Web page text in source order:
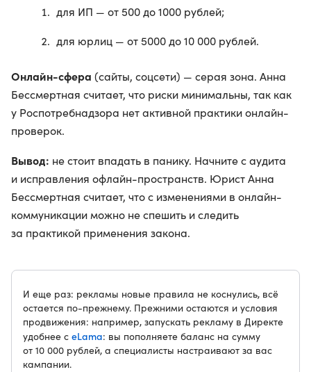
для ИП — от 500 до 1000 рублей;
для юрлиц — от 5000 до 10 000 рублей.
Онлайн-сфера (сайты, соцсети) — серая зона. Анна
Бессмертная считает, что риски минимальны, так как
у Роспотребнадзора нет активной практики онлайн-
проверок.
Вывод: не стоит впадать в панику. Начните с аудита
и исправления офлайн-пространств. Юрист Анна
Бессмертная считает, что с изменениями в онлайн-
коммуникации можно не спешить и следить
за практикой применения закона.
И еще раз: рекламы новые правила не коснулись, всё
остается по-прежнему. Прежними остаются и условия
продвижения: например, запускать рекламу в Директе
удобнее с eLama: вы пополняете баланс на сумму
от 10 000 рублей, а специалисты настраивают за вас
кампании.